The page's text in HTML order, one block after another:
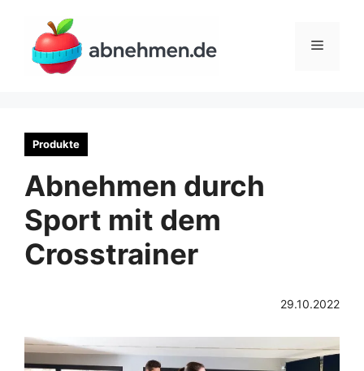
springen
Menü
Produkte
Abnehmen durch
Sport mit dem
Crosstrainer
29.10.2022